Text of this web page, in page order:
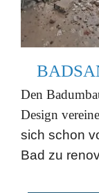
Den
Design
sich schon
Bad zu